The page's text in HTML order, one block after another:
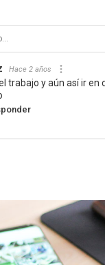
Hace 2 años
trabajo y aún así ir en